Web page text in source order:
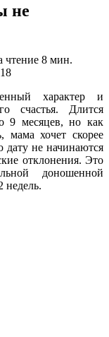
не
чтение 8 мин.
характер и
счастья. Длится
9 месяцев, но как
мама хочет скорее
не начинаются
отклонения. Это
доношенной
недель.